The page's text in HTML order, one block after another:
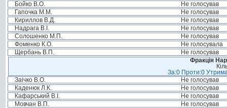
Бойко В.О.
Не голосував
Гапочка М.М.
Не голосував
Кириллов В.Д.
Не голосував
Надрага В.І.
Не голосував
Солошенко М.П.
Не голосував
Фоменко К.О.
Не голосувала
Щербань В.П.
Не голосував
Фракція
За:0 Проти:0
Заічко В.О.
Не голосував
Каденюк Л.К.
Не голосував
Кафарський В.І.
Не голосував
Мовчан В.П.
Не голосував